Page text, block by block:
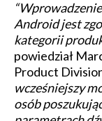
Android jest
kategorii
powiedział
Product
wcześniejszy
osób